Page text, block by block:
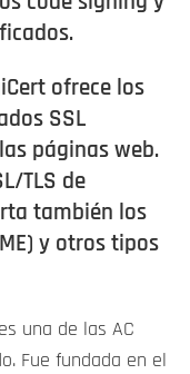
ofrece los
SSL
páginas web.
TLS de
también los
y otros tipos
una de las AC
Fue fundada en el